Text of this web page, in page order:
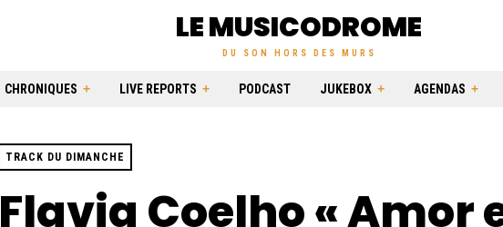
LE MUSICODROME
DU SON HORS DES MURS
CHRONIQUES LIVE REPORTS PODCAST JUKEBOX AGENDAS
TRACK DU DIMANCHE
Flavia Coelho « Amor